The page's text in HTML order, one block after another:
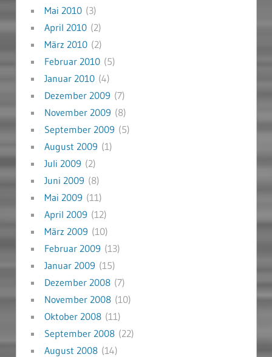
Mai 2010(3)
April 2010(2)
März 2010(2)
Februar 2010(5)
Januar 2010(4)
Dezember 2009 (7)
November 2009 (8)
September 2009 (5)
August 2009 (1)
Juli 2009 (2)
Juni 2009 (8)
Mai 2009 (11)
April 2009 (12)
März 2009 (10)
Februar 2009 (13)
Januar 2009 (15)
Dezember 2008(7)
November 2008(10)
Oktober 2008(11)
September 2008(22)
August 2008(14)